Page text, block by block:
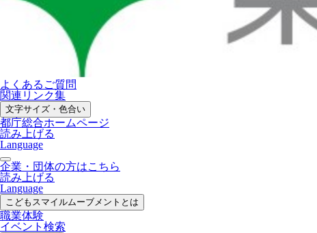
よくあるご質問
関連リンク集
文字サイズ・色合い
都庁総合ホームページ
読み上げる
Language
企業・団体の方はこちら
読み上げる
Language
こどもスマイルムーブメントとは
職業体験
イベント検索